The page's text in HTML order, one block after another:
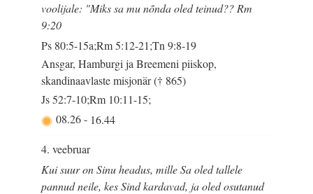
voolijale: "Miks sa mu nõnda oled teinud?? Rm
9:20
Ps 80:5-15a;Rm 5:12-21;Tn 9:8-19
Ansgar, Hamburgi ja Breemeni piiskop,
skandinaavlaste misjonär († 865)
Js 52:7-10;Rm 10:11-15;
08.26- 16.44
4. veebruar
Kui suur on Sinu headus, mille Sa oled tallele
pannud neile, kes Sind kardavad, ja oled osutanud